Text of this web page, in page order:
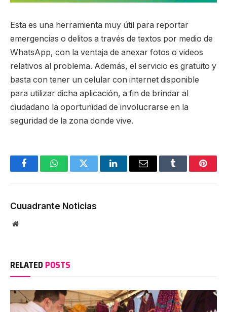
Esta es una herramienta muy útil para reportar
emergencias o delitos a través de textos por medio de
WhatsApp, con la ventaja de anexar fotos o videos
relativos al problema. Además, el servicio es gratuito y
basta con tener un celular con internet disponible
para utilizar dicha aplicación, a fin de brindar al
ciudadano la oportunidad de involucrarse en la
seguridad de la zona donde vive.
FacebookWhatsAppTwitter LinkedInEmail Tumblr
Cuuadrante Noticias
Website
RELATED POSTS